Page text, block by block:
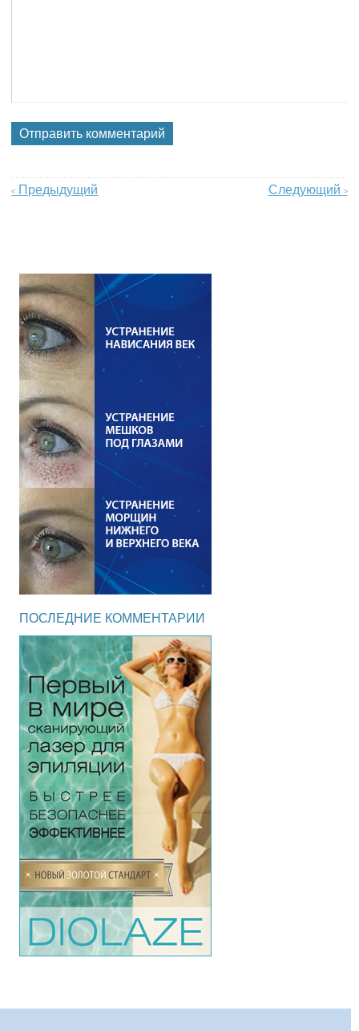
< Предыдущий Следующий >
ПОСЛЕДНИЕ КОММЕНТАРИИ